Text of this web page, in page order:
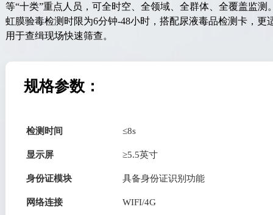
等“十类”重点人员，可全时空、全领域、全群体、全覆盖监测
虹膜验毒检测时限为6分钟-48小时，搭配尿液毒品检测卡，更
用于查缉现场快速筛查。
规格参数：
检测时间 ≤8s
显示屏 ≥5.5英寸
身份证模块 具备身份证识别功能
网络连接 WIFI/4G